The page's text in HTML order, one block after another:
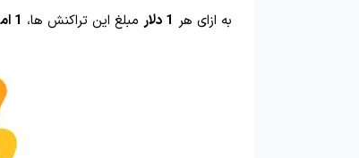
به ازای هر 1 دلار مبلغ این تراکنش‌ ها، 1 امتیاز